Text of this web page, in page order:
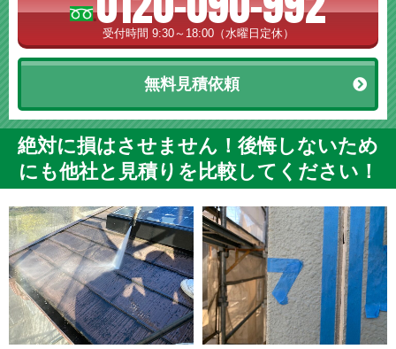
受付時間 9:30～18:00（水曜日定休）
無料見積依頼
絶対に損はさせません！後悔しないため
にも他社と見積りを比較してください！